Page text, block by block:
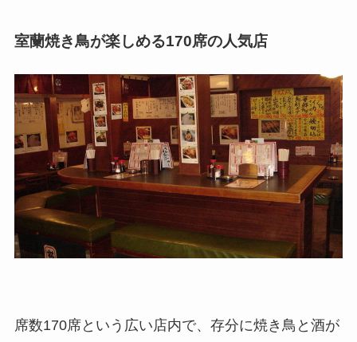
室蘭焼き鳥が楽しめる170席の人気店
席数170席という広い店内で、存分に焼き鳥と酒が